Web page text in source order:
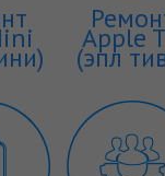
Apple
(эпл